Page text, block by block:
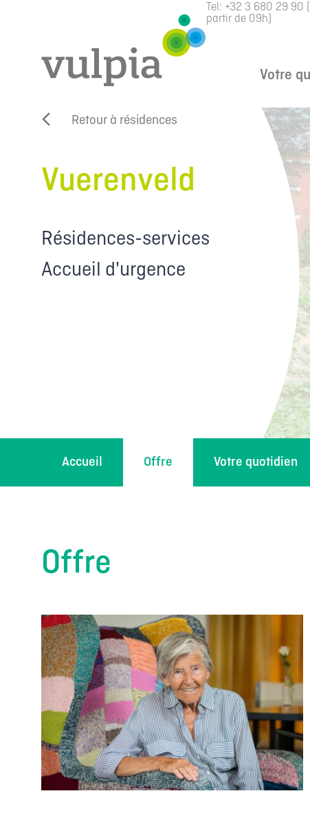
Tel: +32 3 680 29 90
partir de 09h)
Votre
Retour à résidences
Vuerenveld
Résidences-services
Accueil d'urgence
Accueil Offre Votre quotidien
Offre